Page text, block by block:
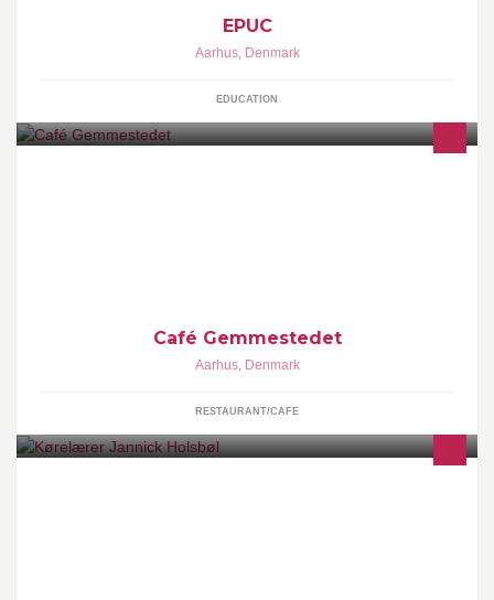
EPUC
Aarhus, Denmark
EDUCATION
Café Gemmestedet
Aarhus, Denmark
RESTAURANT/CAFE